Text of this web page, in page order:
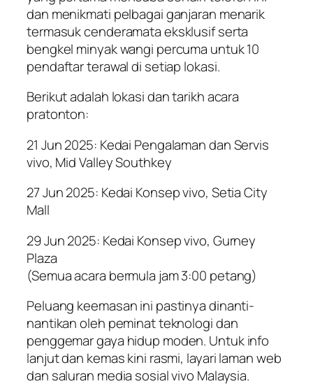
dan menikmati pelbagai ganjaran menarik
termasuk cenderamata eksklusif serta
bengkel minyak wangi percuma untuk 10
pendaftar terawal di setiap lokasi.
Berikut adalah lokasi dan tarikh acara
pratonton:
21 Jun 2025: Kedai Pengalaman dan Servis
vivo, Mid Valley Southkey
27 Jun 2025: Kedai Konsep vivo, Setia City
Mall
29 Jun 2025: Kedai Konsep vivo, Gurney
Plaza
(Semua acara bermula jam 3:00 petang)
Peluang keemasan ini pastinya dinanti-
nantikan oleh peminat teknologi dan
penggemar gaya hidup moden. Untuk info
lanjut dan kemas kini rasmi, layari laman web
dan saluran media sosial vivo Malaysia.